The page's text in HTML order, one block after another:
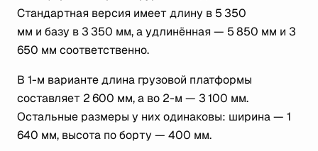
Стандартная версия имеет длину в 5 350
мм и базу в 3 350 мм, а удлинённая — 5 850 мм и 3
650 мм соответственно.
В 1-м варианте длина грузовой платформы
составляет 2 600 мм, а во 2-м — 3 100 мм.
Остальные размеры у них одинаковы: ширина — 1
640 мм, высота по борту — 400 мм.